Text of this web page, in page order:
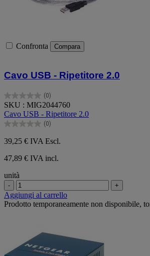
Confronta Compara
Cavo USB - Ripetitore 2.0
(0)
0.0
su
5
stelle.
SKU : MIG2044760
Cavo USB - Ripetitore 2.0
(0)
0.0
su
5
stelle.
39,25 € IVA Escl.
47,89 € IVA incl.
unità
- +
Aggiungi al carrello
Prodotto temporaneamente non disponibile,